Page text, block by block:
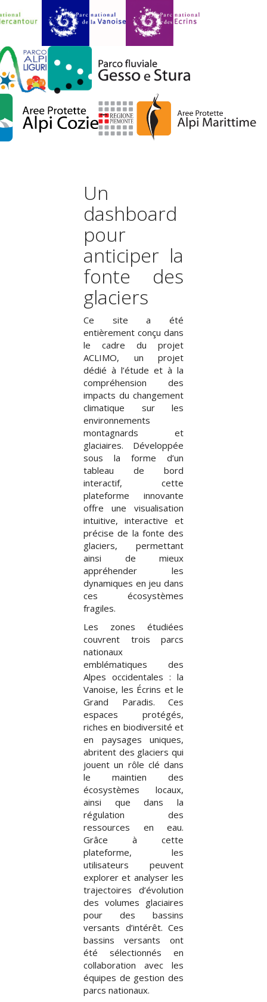
Un
dashboard
pour
anticiper la
fonte des
glaciers
Ce site a été
entièrement conçu dans
le cadre du projet
ACLIMO, un projet
dédié à l’étude et à la
compréhension des
impacts du changement
climatique sur les
environnements
montagnards et
glaciaires. Développée
sous la forme d’un
tableau de bord
interactif, cette
plateforme innovante
offre une visualisation
intuitive, interactive et
précise de la fonte des
glaciers, permettant
ainsi de mieux
appréhender les
dynamiques en jeu dans
ces écosystèmes
fragiles.
Les zones étudiées
couvrent trois parcs
nationaux
emblématiques des
Alpes occidentales : la
Vanoise, les Écrins et le
Grand Paradis. Ces
espaces protégés,
riches en biodiversité et
en paysages uniques,
abritent des glaciers qui
jouent un rôle clé dans
le maintien des
écosystèmes locaux,
ainsi que dans la
régulation des
ressources en eau.
Grâce à cette
plateforme, les
utilisateurs peuvent
explorer et analyser les
trajectoires d’évolution
des volumes glaciaires
pour des bassins
versants d’intérêt. Ces
bassins versants ont
été sélectionnés en
collaboration avec les
équipes de gestion des
parcs nationaux.